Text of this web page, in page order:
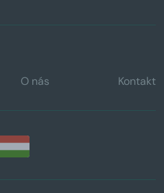
O nás Kontakt